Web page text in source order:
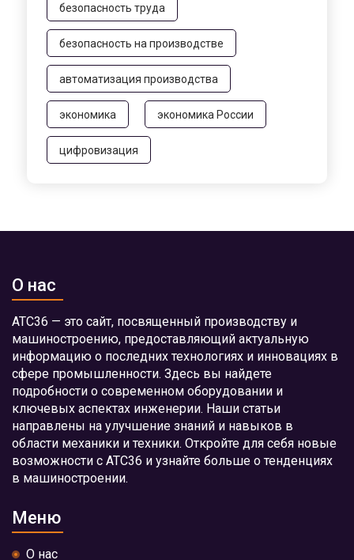
безопасность труда
безопасность на производстве
автоматизация производства
экономика экономика России
цифровизация
О нас
АТС36 — это сайт, посвященный производству и
машиностроению, предоставляющий актуальную
информацию о последних технологиях и инновациях в
сфере промышленности. Здесь вы найдете
подробности о современном оборудовании и
ключевых аспектах инженерии. Наши статьи
направлены на улучшение знаний и навыков в
области механики и техники. Откройте для себя новые
возможности с АТС36 и узнайте больше о тенденциях
в машиностроении.
Меню
О нас